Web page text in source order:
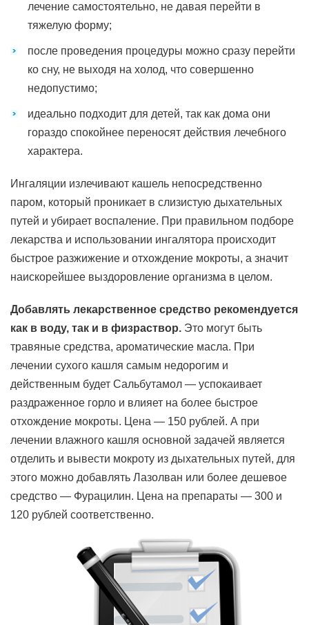
лечение самостоятельно, не давая перейти в
тяжелую форму;
после проведения процедуры можно сразу перейти
ко сну, не выходя на холод, что совершенно
недопустимо;
идеально подходит для детей, так как дома они
гораздо спокойнее переносят действия лечебного
характера.
Ингаляции излечивают кашель непосредственно
паром, который проникает в слизистую дыхательных
путей и убирает воспаление. При правильном подборе
лекарства и использовании ингалятора происходит
быстрое разжижение и отхождение мокроты, а значит
наискорейшее выздоровление организма в целом.
Добавлять лекарственное средство рекомендуется
как в воду, так и в физраствор. Это могут быть
травяные средства, ароматические масла. При
лечении сухого кашля самым недорогим и
действенным будет Сальбутамол — успокаивает
раздраженное горло и влияет на более быстрое
отхождение мокроты. Цена — 150 рублей. А при
лечении влажного кашля основной задачей является
отделить и вывести мокроту из дыхательных путей, для
этого можно добавлять Лазолван или более дешевое
средство — Фурацилин. Цена на препараты — 300 и
120 рублей соответственно.